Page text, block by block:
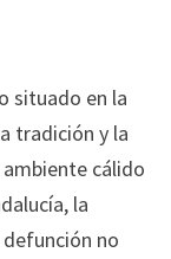
situado en la
tradición y la
cálido
la
no